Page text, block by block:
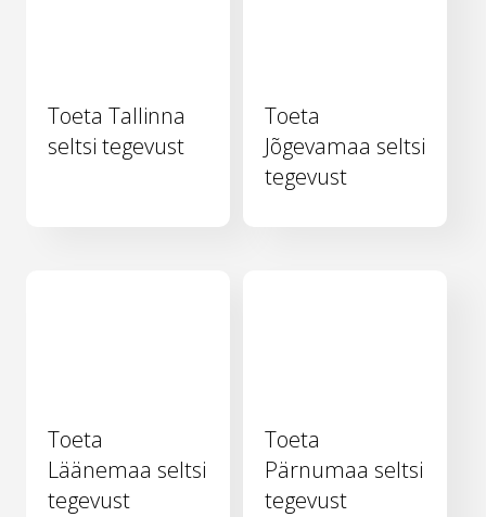
Toeta Tallinna
seltsi tegevust
Toeta
Jõgevamaa seltsi
tegevust
Toeta
Läänemaa seltsi
tegevust
Toeta
Pärnumaa seltsi
tegevust